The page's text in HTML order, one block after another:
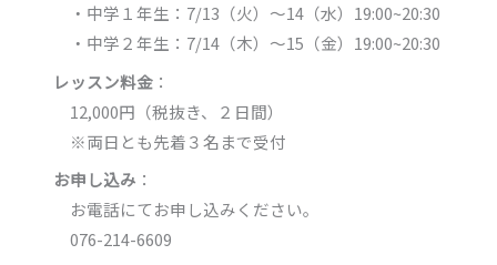
・中学１年生：7/13（火）〜14（水）19:00~20:30
・中学２年生：7/14（木）〜15（金）19:00~20:30
レッスン料金 ：
12,000円（税抜き、２日間）
※両日とも先着３名まで受付
お申し込み ：
お電話にてお申し込みください。
076-214-6609